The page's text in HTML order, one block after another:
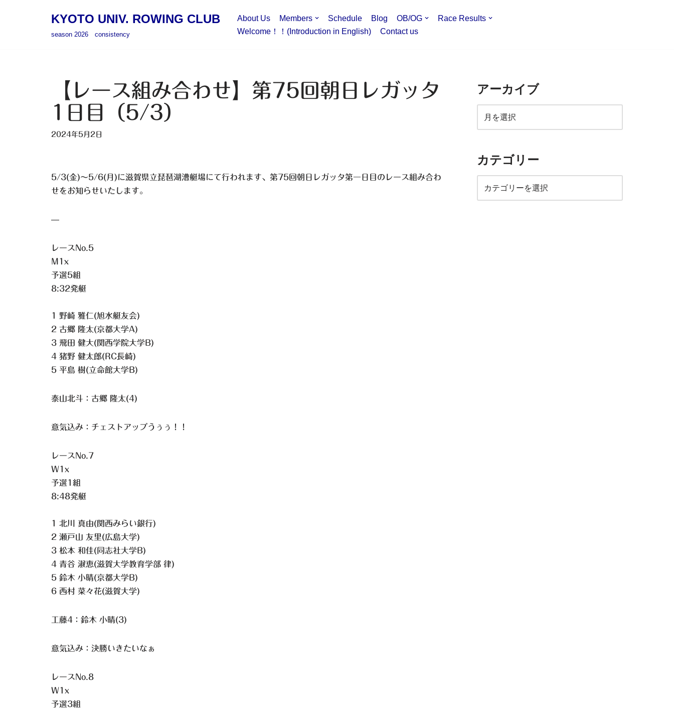
KYOTO UNIV. ROWING CLUB
season 2026 consistency
About Us Members Schedule Blog OB/OG
Race Results
Welcome！！(Introduction in English)
Contact us
【レース組み合わせ】第75回朝日レガッタ
1日目（5/3）
2024年5月2日
5/3(金)〜5/6(月)に滋賀県立琵琶湖漕艇場にて行われます、第75回朝日レガッタ第一日目のレース組み合わ
せをお知らせいたします。
—
レースNo.5
M1x
予選5組
8:32発艇
1 野崎 雅仁(旭水艇友会)
2 古郷 隆太(京都大学A)
3 飛田 健大(関西学院大学B)
4 猪野 健太郎(RC長崎)
5 平島 樹(立命館大学B)
泰山北斗：古郷 隆太(4)
意気込み：チェストアップうぅぅ！！
レースNo.7
W1x
予選1組
8:48発艇
1 北川 真由(関西みらい銀行)
2 瀬戸山 友里(広島大学)
3 松本 和佳(同志社大学B)
4 青谷 淑恵(滋賀大学教育学部 律)
5 鈴木 小晴(京都大学B)
6 西村 菜々花(滋賀大学)
工藤4：鈴木 小晴(3)
意気込み：決勝いきたいなぁ
レースNo.8
W1x
予選3組
アーカイブ
カテゴリー